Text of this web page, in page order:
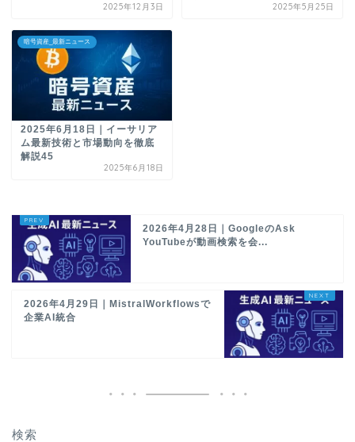
2025年12月3日 2025年5月25日
暗号資産_最新ニュース
2025年6月18日｜イーサリア
ム最新技術と市場動向を徹底
解説45
2025年6月18日
2026年4月28日｜GoogleのAsk
YouTubeが動画検索を会...
2026年4月29日｜MistralWorkflowsで
企業AI統合
検索